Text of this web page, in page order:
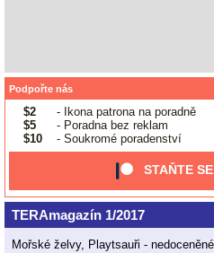
Podpořte nás
$2
- Ikona patrona na poradně
$5
- Poradna bez reklam
$10
- Soukromé poradenství
STAŇTE
TERAmagazín 1/2017
Mořské želvy, Playtsauři -